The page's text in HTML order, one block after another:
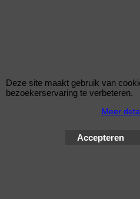
Improve
Deze site maakt gebruik van
bezoekerservaring te verbeteren.
Meer
Accepteren